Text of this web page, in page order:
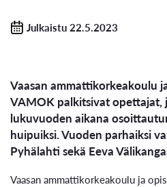
Julkaistu 22.5.2023
Vaasan ammattikorkeakoulu
VAMOK palkitsivat opettajat,
lukuvuoden aikana
huipuiksi. Vuoden parhaiksi
Pyhälahti sekä Eeva
Vaasan ammattikorkeakoulu ja